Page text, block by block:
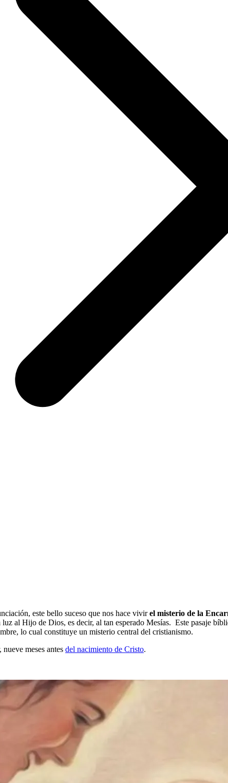
este bello suceso que nos hace vivirel misterio de la
al Hijo de Dios, es decir, al tan esperado Mesías. Este pasaje
lo cual constituye un misterio central del cristianismo.
nueve meses antes del nacimiento de Cristo.